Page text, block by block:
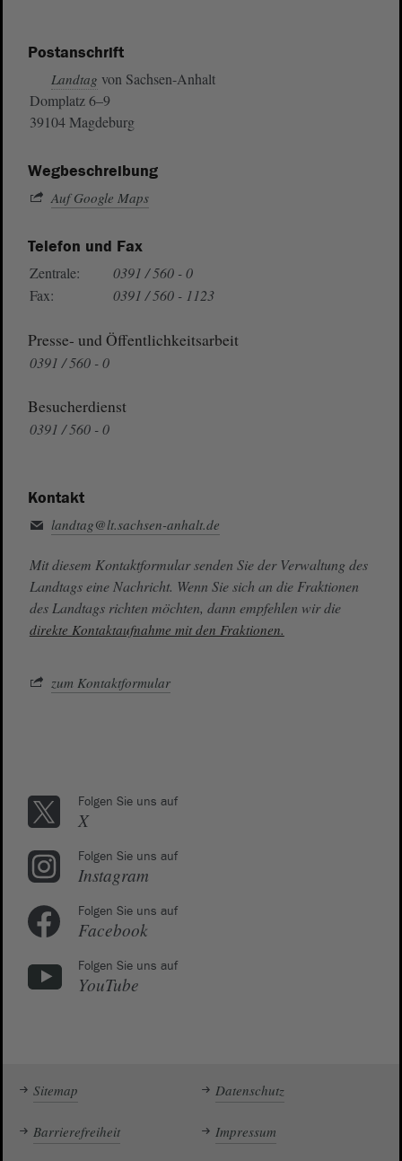
Postanschrift
Landtag von Sachsen-Anhalt
Domplatz 6–9
39104 Magdeburg
Wegbeschreibung
Auf Google Maps
Telefon und Fax
Zentrale:
0391 / 560 - 0
Fax:
0391 / 560 - 1123
Presse- und Öffentlichkeitsarbeit
0391 / 560 - 0
Besucherdienst
0391 / 560 - 0
Kontakt
landtag@lt.sachsen-anhalt.de
Mit diesem Kontaktformular senden Sie der Verwaltung des
Landtags eine Nachricht. Wenn Sie sich an die Fraktionen
des Landtags richten möchten, dann empfehlen wir die
direkte Kontaktaufnahme mit den Fraktionen.
zum Kontaktformular
Folgen Sie uns auf
X
Folgen Sie uns auf
Instagram
Folgen Sie uns auf
Facebook
Folgen Sie uns auf
YouTube
Sitemap Datenschutz
Barrierefreiheit Impressum